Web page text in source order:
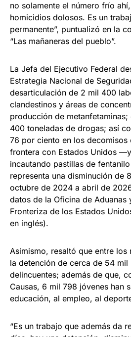
no solamente el número frío
homicidios dolosos. Es un
permanente”, puntualizó en la
“Las mañaneras del pueblo”.
La Jefa del Ejecutivo Federal
Estrategia Nacional de
desarticulación de 2 mil 400
clandestinos y áreas de
producción de
400 toneladas de drogas; así
76 por ciento en los decomisos
frontera con Estados Unidos
incautando pastillas de
representa una disminución de
octubre de 2024 a abril de
datos de la Oficina de Aduanas
Fronteriza de los Estados
en inglés).
Asimismo, resaltó que entre los
la detención de cerca de 54
delincuentes; además de que,
Causas, 6 mil 798 jóvenes han
educación, al empleo, al
“Es un trabajo que además da